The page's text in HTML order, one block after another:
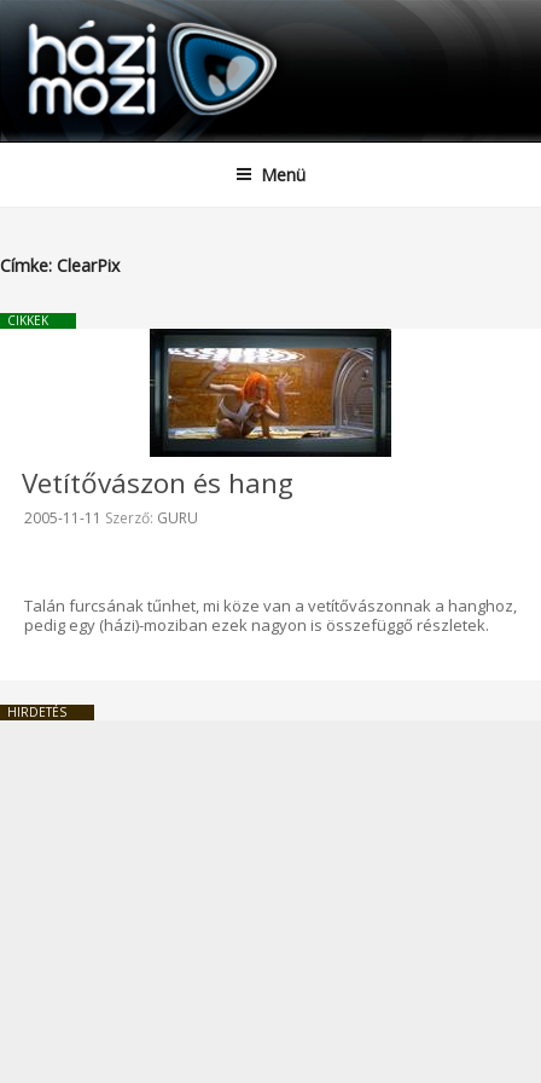
Tartalomhoz
HAZIMOZI
Menü
Címke: ClearPix
CIKKEK
Vetítővászon és hang
Beküldve:
2005-11-11 Szerző: GURU
Talán furcsának tűnhet, mi köze van a vetítővászonnak a hanghoz,
pedig egy (házi)-moziban ezek nagyon is összefüggő részletek.
HIRDETÉS